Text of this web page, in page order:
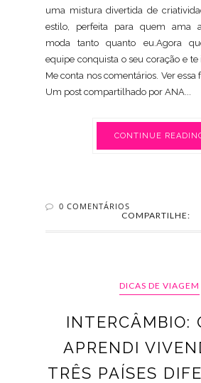
uma mistura divertida de
estilo, perfeita para quem ama
moda tanto quanto eu.Agora
equipe conquista o seu coração e
Me conta nos comentários. Ver essa
Um post compartilhado por ANA...
CONTINUE
0 COMENTÁRIOS
COMPARTILHE:
DICAS DE VIAGEM
INTERCÂMBIO:
APRENDI
TRÊS PAÍSES